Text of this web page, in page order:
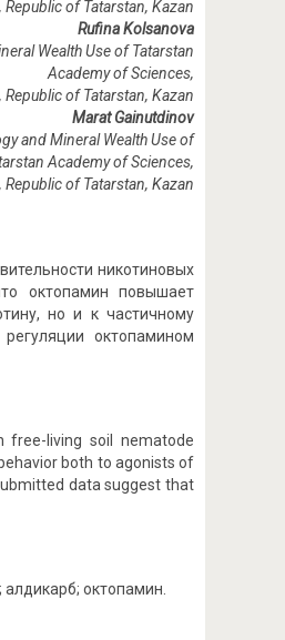
Republic of Tatarstan, Kazan
Rufina Kolsanova
Wealth Use of Tatarstan
Academy of Sciences,
Republic of Tatarstan, Kazan
Marat Gainutdinov
and Mineral Wealth Use of
Academy of Sciences,
Republic of Tatarstan, Kazan
никотиновых
октопамин повышает
но и к частичному
октопамином
free-living soil nematode
both to agonists of
data suggest that
октопамин.